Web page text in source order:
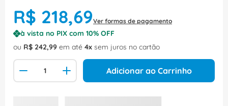
R$ 218,69Ver formas de pagamento
à vista no PIX com 10% OFF
ou R$ 242,99 em até 4 sem juros no cartão
Adicionar ao Carrinho